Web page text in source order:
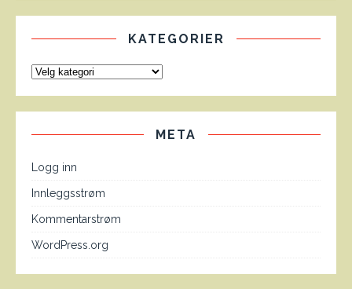
KATEGORIER
META
Logg inn
Innleggsstrøm
Kommentarstrøm
WordPress.org